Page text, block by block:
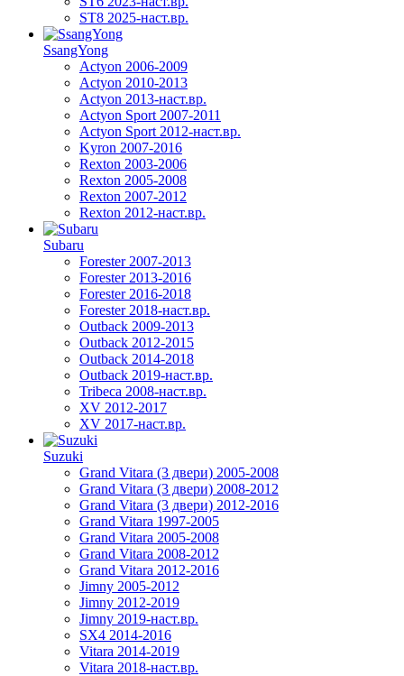
ST8 2025-наст.вр.
SsangYong
Actyon 2006-2009
Actyon 2010-2013
Actyon 2013-наст.вр.
Actyon Sport 2007-2011
Actyon Sport 2012-наст.вр.
Kyron 2007-2016
Rexton 2003-2006
Rexton 2005-2008
Rexton 2007-2012
Rexton 2012-наст.вр.
Subaru
Forester 2007-2013
Forester 2013-2016
Forester 2016-2018
Forester 2018-наст.вр.
Outback 2009-2013
Outback 2012-2015
Outback 2014-2018
Outback 2019-наст.вр.
Tribeca 2008-наст.вр.
XV 2012-2017
XV 2017-наст.вр.
Suzuki
Grand Vitara (3 двери) 2005-2008
Grand Vitara (3 двери) 2008-2012
Grand Vitara (3 двери) 2012-2016
Grand Vitara 1997-2005
Grand Vitara 2005-2008
Grand Vitara 2008-2012
Grand Vitara 2012-2016
Jimny 2005-2012
Jimny 2012-2019
Jimny 2019-наст.вр.
SX4 2014-2016
Vitara 2014-2019
Vitara 2018-наст.вр.